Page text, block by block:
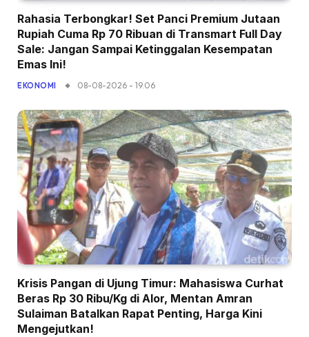
Rahasia Terbongkar! Set Panci Premium Jutaan
Rupiah Cuma Rp 70 Ribuan di Transmart Full Day
Sale: Jangan Sampai Ketinggalan Kesempatan
Emas Ini!
EKONOMI 08-08-2026 - 19.06
Krisis Pangan di Ujung Timur: Mahasiswa Curhat
Beras Rp 30 Ribu/Kg di Alor, Mentan Amran
Sulaiman Batalkan Rapat Penting, Harga Kini
Mengejutkan!